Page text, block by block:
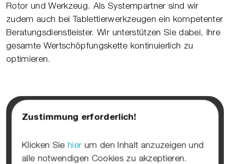
Rotor und Werkzeug. Als Systempartner sind wir
zudem auch bei Tablettierwerkzeugen ein kompetenter
Beratungsdienstleister. Wir unterstützen Sie dabei, Ihre
gesamte Wertschöpfungskette kontinuierlich zu
optimieren.
Zustimmung erforderlich!
Klicken Sie hier um den Inhalt anzuzeigen und
alle notwendigen Cookies zu akzeptieren.